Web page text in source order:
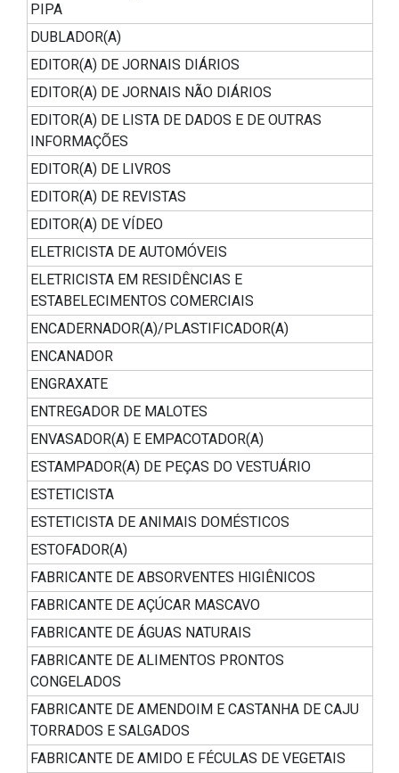
PIPA
DUBLADOR(A)
EDITOR(A) DE JORNAIS DIÁRIOS
EDITOR(A) DE JORNAIS NÃO DIÁRIOS
EDITOR(A) DE LISTA DE DADOS E DE OUTRAS
INFORMAÇÕES
EDITOR(A) DE LIVROS
EDITOR(A) DE REVISTAS
EDITOR(A) DE VÍDEO
ELETRICISTA DE AUTOMÓVEIS
ELETRICISTA EM RESIDÊNCIAS E
ESTABELECIMENTOS COMERCIAIS
ENCADERNADOR(A)/PLASTIFICADOR(A)
ENCANADOR
ENGRAXATE
ENTREGADOR DE MALOTES
ENVASADOR(A) E EMPACOTADOR(A)
ESTAMPADOR(A) DE PEÇAS DO VESTUÁRIO
ESTETICISTA
ESTETICISTA DE ANIMAIS DOMÉSTICOS
ESTOFADOR(A)
FABRICANTE DE ABSORVENTES HIGIÊNICOS
FABRICANTE DE AÇÚCAR MASCAVO
FABRICANTE DE ÁGUAS NATURAIS
FABRICANTE DE ALIMENTOS PRONTOS
CONGELADOS
FABRICANTE DE AMENDOIM E CASTANHA DE CAJU
TORRADOS E SALGADOS
FABRICANTE DE AMIDO E FÉCULAS DE VEGETAIS